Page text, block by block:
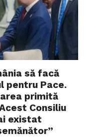
să facă
pentru Pace.
primită
Consiliu
existat